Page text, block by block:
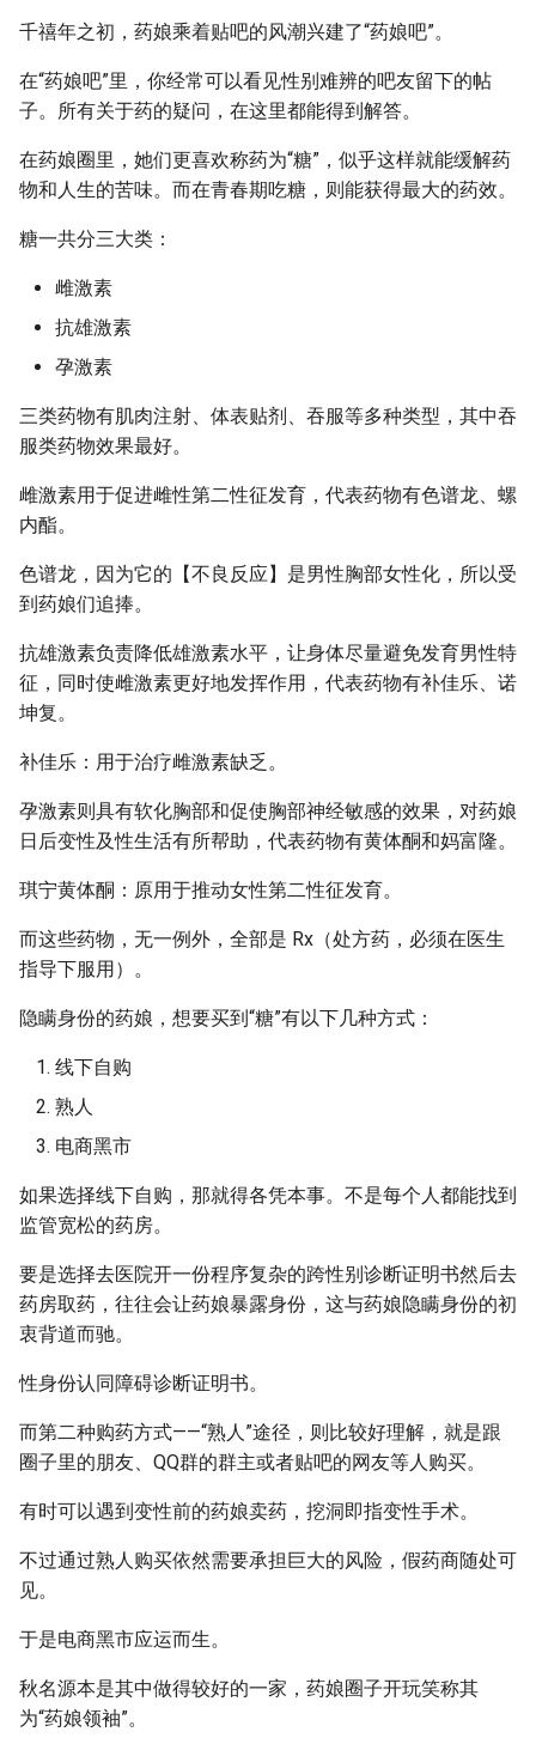
千禧年之初，药娘乘着贴吧的风潮兴建了“药娘吧”。
在“药娘吧”里，你经常可以看见性别难辨的吧友留下的帖
子。所有关于药的疑问，在这里都能得到解答。
在药娘圈里，她们更喜欢称药为“糖”，似乎这样就能缓解药
物和人生的苦味。而在青春期吃糖，则能获得最大的药效。
糖一共分三大类：
雌激素
抗雄激素
孕激素
三类药物有肌肉注射、体表贴剂、吞服等多种类型，其中吞
服类药物效果最好。
雌激素用于促进雌性第二性征发育，代表药物有色谱龙、螺
内酯。
色谱龙，因为它的【不良反应】是男性胸部女性化，所以受
到药娘们追捧。
抗雄激素负责降低雄激素水平，让身体尽量避免发育男性特
征，同时使雌激素更好地发挥作用，代表药物有补佳乐、诺
坤复。
补佳乐：用于治疗雌激素缺乏。
孕激素则具有软化胸部和促使胸部神经敏感的效果，对药娘
日后变性及性生活有所帮助，代表药物有黄体酮和妈富隆。
琪宁黄体酮：原用于推动女性第二性征发育。
而这些药物，无一例外，全部是 Rx（处方药，必须在医生
指导下服用）。
隐瞒身份的药娘，想要买到“糖”有以下几种方式：
线下自购
熟人
电商黑市
如果选择线下自购，那就得各凭本事。不是每个人都能找到
监管宽松的药房。
要是选择去医院开一份程序复杂的跨性别诊断证明书然后去
药房取药，往往会让药娘暴露身份，这与药娘隐瞒身份的初
衷背道而驰。
性身份认同障碍诊断证明书。
而第二种购药方式——“熟人”途径，则比较好理解，就是跟
圈子里的朋友、QQ群的群主或者贴吧的网友等人购买。
有时可以遇到变性前的药娘卖药，挖洞即指变性手术。
不过通过熟人购买依然需要承担巨大的风险，假药商随处可
见。
于是电商黑市应运而生。
秋名源本是其中做得较好的一家，药娘圈子开玩笑称其
为“药娘领袖”。